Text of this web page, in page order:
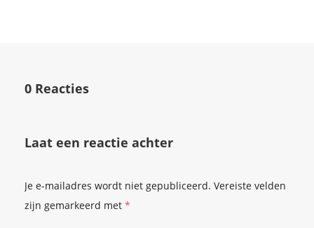
0 Reacties
Laat een reactie achter
Je e-mailadres wordt niet gepubliceerd. Vereiste velden
zijn gemarkeerd met *